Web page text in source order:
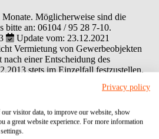
Möglicherweise sind die
bitte an: 06104 / 95 28 7-10.
Update vom: 23.12.2021
Vermietung von Gewerbeobjekten
einer Entscheidung des
stets im Einzelfall festzustellen,
der Einnahmen über die
Aufwendungen für ein nach
können als vorab
abziehbar sein, wenn der
Zwischenmieter - die
Privacy policy
our visitor data, to improve our website, show
a great website experience. For more information